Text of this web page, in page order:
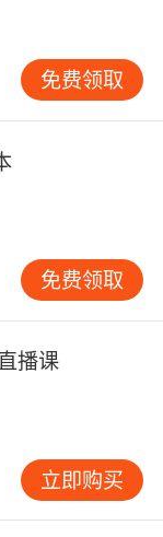
的兴趣和水平
外，还可以参
分享自己的听
感是不够的，
能力。演唱英
。在选择歌曲
难度适中的歌
儿歌或经典歌
Star》
性和吐字的清
中的发音可能
元音和辅音的发
己对歌曲的
免费领取
免费领取
播课
立即购买